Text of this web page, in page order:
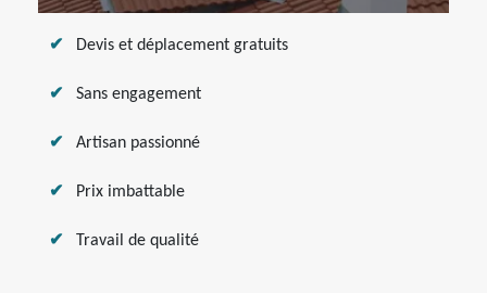
Devis et déplacement gratuits
Sans engagement
Artisan passionné
Prix imbattable
Travail de qualité